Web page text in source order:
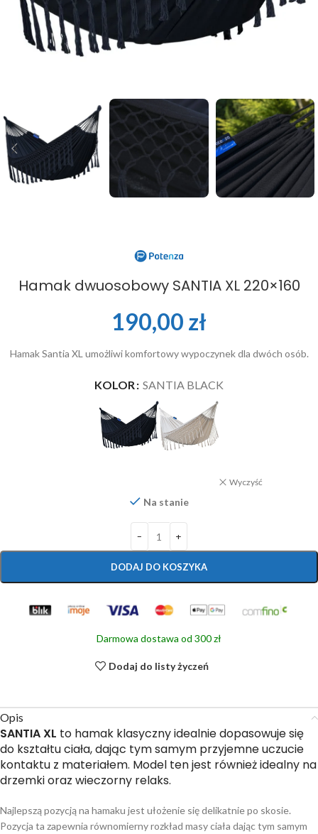
Hamak dwuosobowy SANTIA XL 220×160
190,00 zł
Hamak Santia XL umożliwi komfortowy wypoczynek dla dwóch osób.
KOLOR SANTIA BLACK
Wyczyść
Na stanie
DODAJ DO KOSZYKA
Darmowa dostawa od 300 zł
Dodaj do listy życzeń
Opis
SANTIA XL to hamak klasyczny idealnie dopasowuje się
do kształtu ciała, dając tym samym przyjemne uczucie
kontaktu z materiałem. Model ten jest również idealny na
drzemki oraz wieczorny relaks.
Najlepszą pozycją na hamaku jest ułożenie się delikatnie po skosie.
Pozycja ta zapewnia równomierny rozkład masy ciała dając tym samym